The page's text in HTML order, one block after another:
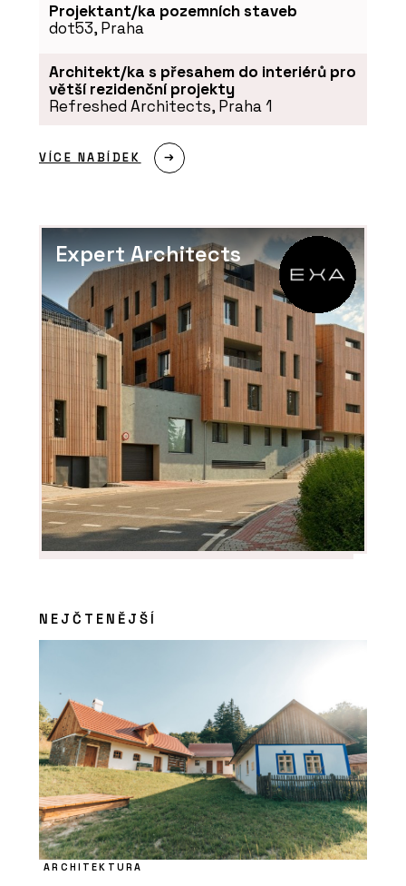
ČLÁNKY
moderním a trendy designu
PRODUKTY
Luxusní vinylové dílce Allura - Forbo
Flooring Systems
Projektant/ka pozemních staveb
dot53, Praha
Architekt/ka s přesahem do interiérů pro
větší rezidenční projekty
Refreshed Architects, Praha 1
VÍCE NABÍDEK
Expert Architects
NEJČTENĚJŠÍ
ARCHITEKTURA